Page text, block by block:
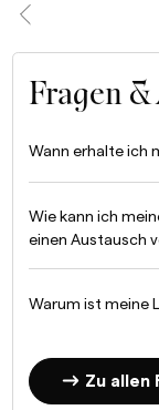
Fragen
Wann erhalte ich
Wie kann ich
einen Austausch
Warum ist meine
Zu allen